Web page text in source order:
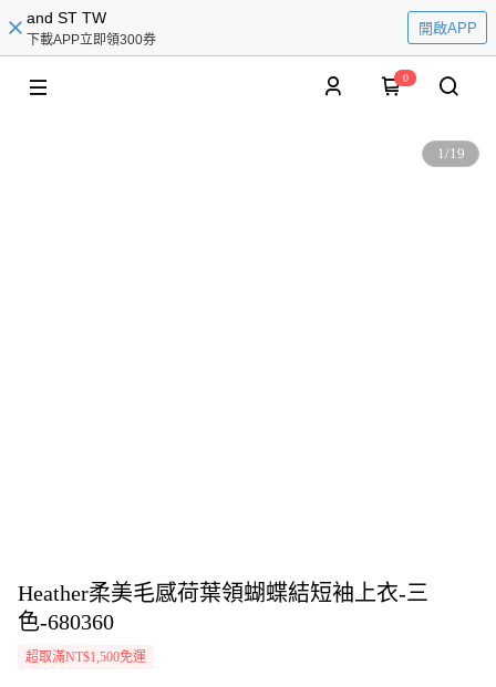
and ST TW
下載APP立即領300券
開啟APP
0
1/19
Heather柔美毛感荷葉領蝴蝶結短袖上衣-三
色-680360
超取滿NT$1,500免運